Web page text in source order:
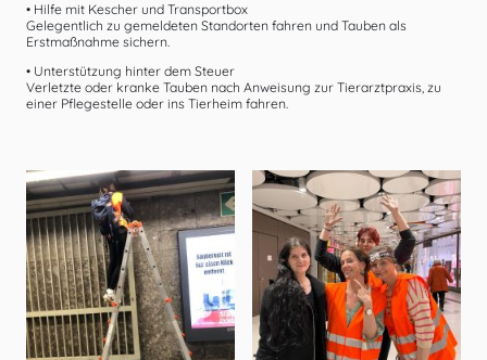
• Hilfe mit Kescher und Transportbox
Gelegentlich zu gemeldeten Standorten fahren und Tauben als
Erstmaßnahme sichern.
• Unterstützung hinter dem Steuer
Verletzte oder kranke Tauben nach Anweisung zur Tierarztpraxis, zu
einer Pflegestelle oder ins Tierheim fahren.